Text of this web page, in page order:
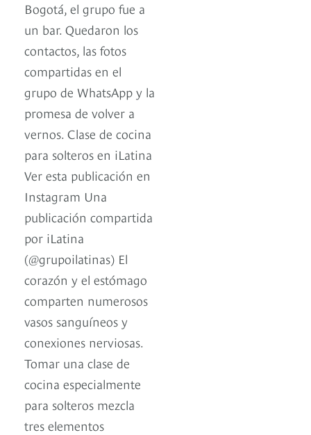
Bogotá, el grupo fue a
un bar. Quedaron los
contactos, las fotos
compartidas en el
grupo de WhatsApp y la
promesa de volver a
vernos. Clase de cocina
para solteros en iLatina
Ver esta publicación en
Instagram Una
publicación compartida
por iLatina
(@grupoilatinas) El
corazón y el estómago
comparten numerosos
vasos sanguíneos y
conexiones nerviosas.
Tomar una clase de
cocina especialmente
para solteros mezcla
tres elementos